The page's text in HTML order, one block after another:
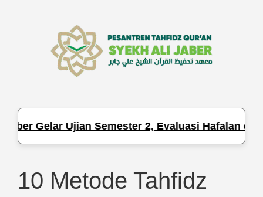
Gelar Ujian Semester 2, Evaluasi Hafalan dan
10 Metode Tahfidz